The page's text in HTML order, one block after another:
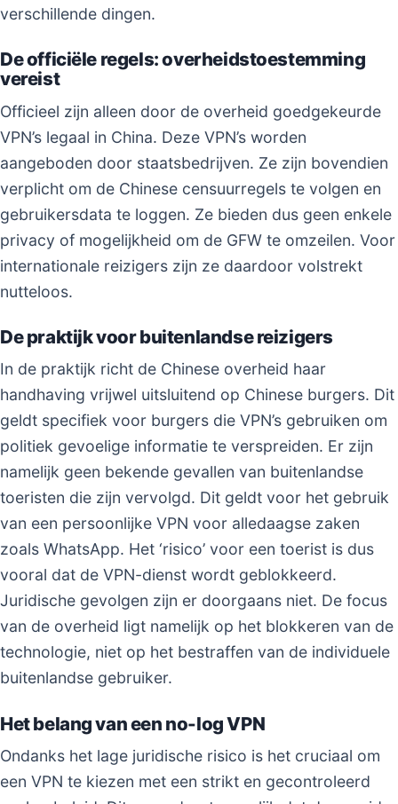
verschillende dingen.
De officiële regels: overheidstoestemming
vereist
Officieel zijn alleen door de overheid goedgekeurde
VPN’s legaal in China. Deze VPN’s worden
aangeboden door staatsbedrijven. Ze zijn bovendien
verplicht om de Chinese censuurregels te volgen en
gebruikersdata te loggen. Ze bieden dus geen enkele
privacy of mogelijkheid om de GFW te omzeilen. Voor
internationale reizigers zijn ze daardoor volstrekt
nutteloos.
De praktijk voor buitenlandse reizigers
In de praktijk richt de Chinese overheid haar
handhaving vrijwel uitsluitend op Chinese burgers. Dit
geldt specifiek voor burgers die VPN’s gebruiken om
politiek gevoelige informatie te verspreiden. Er zijn
namelijk geen bekende gevallen van buitenlandse
toeristen die zijn vervolgd. Dit geldt voor het gebruik
van een persoonlijke VPN voor alledaagse zaken
zoals WhatsApp. Het ‘risico’ voor een toerist is dus
vooral dat de VPN-dienst wordt geblokkeerd.
Juridische gevolgen zijn er doorgaans niet. De focus
van de overheid ligt namelijk op het blokkeren van de
technologie, niet op het bestraffen van de individuele
buitenlandse gebruiker.
Het belang van een no-log VPN
Ondanks het lage juridische risico is het cruciaal om
een VPN te kiezen met een strikt en gecontroleerd